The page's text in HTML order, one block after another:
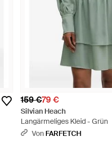
159 €79 €
Silvian Heach
Langärmeliges Kleid - Grün
Von FARFETCH